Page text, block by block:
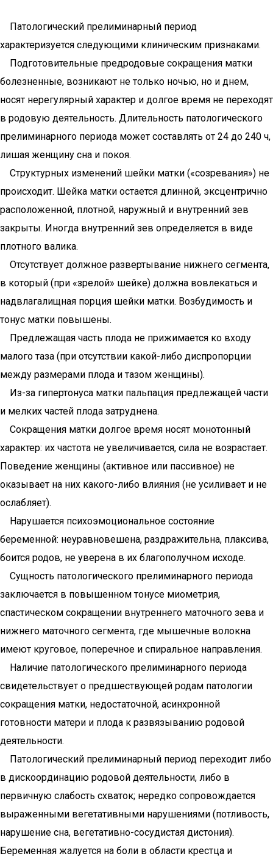
Патологический прелиминарный период
характеризуется следующими клиническим признаками.
Подготовительные предродовые сокращения матки
болезненные, возникают не только ночью, но и днем,
носят нерегулярный характер и долгое время не переходят
в родовую деятельность. Длительность патологического
прелиминарного периода может составлять от 24 до 240 ч,
лишая женщину сна и покоя.
Структурных изменений шейки матки («созревания») не
происходит. Шейка матки остается длинной, эксцентрично
расположенной, плотной, наружный и внутренний зев
закрыты. Иногда внутренний зев определяется в виде
плотного валика.
Отсутствует должное развертывание нижнего сегмента,
в который (при «зрелой» шейке) должна вовлекаться и
надвлагалищная порция шейки матки. Возбудимость и
тонус матки повышены.
Предлежащая часть плода не прижимается ко входу
малого таза (при отсутствии какой-либо диспропорции
между размерами плода и тазом женщины).
Из-за гипертонуса матки пальпация предлежащей части
и мелких частей плода затруднена.
Сокращения матки долгое время носят монотонный
характер: их частота не увеличивается, сила не возрастает.
Поведение женщины (активное или пассивное) не
оказывает на них какого-либо влияния (не усиливает и не
ослабляет).
Нарушается психоэмоциональное состояние
беременной: неуравновешена, раздражительна, плаксива,
боится родов, не уверена в их благополучном исходе.
Сущность патологического прелиминарного периода
заключается в повышенном тонусе миометрия,
спастическом сокращении внутреннего маточного зева и
нижнего маточного сегмента, где мышечные волокна
имеют круговое, поперечное и спиральное направления.
Наличие патологического прелиминарного периода
свидетельствует о предшествующей родам патологии
сокращения матки, недостаточной, асинхронной
готовности матери и плода к развязыванию родовой
деятельности.
Патологический прелиминарный период переходит либо
в дискоординацию родовой деятельности, либо в
первичную слабость схваток; нередко сопровождается
выраженными вегетативными нарушениями (потливость,
нарушение сна, вегетативно-сосудистая дистония).
Беременная жалуется на боли в области крестца и